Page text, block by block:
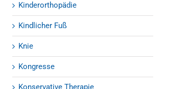
Kinderorthopädie
Kindlicher Fuß
Knie
Kongresse
Konservative Therapie